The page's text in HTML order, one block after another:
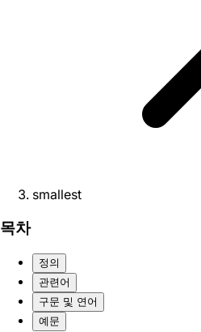
smallest
목차
정의
관련어
구문 및 연어
예문